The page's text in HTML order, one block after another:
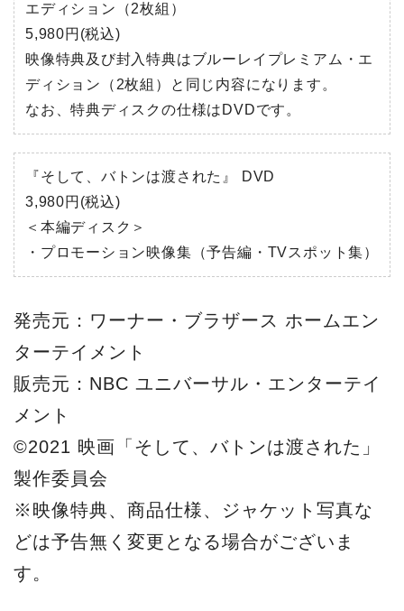
エディション（2枚組）
5,980円(税込)
映像特典及び封入特典はブルーレイプレミアム・エ
ディション（2枚組）と同じ内容になります。
なお、特典ディスクの仕様はDVDです。
『そして、バトンは渡された』 DVD
3,980円(税込)
＜本編ディスク＞
・プロモーション映像集（予告編・TVスポット集）
発売元：ワーナー・ブラザース ホームエン
ターテイメント
販売元：NBC ユニバーサル・エンターテイ
メント
©2021 映画「そして、バトンは渡された」
製作委員会
※映像特典、商品仕様、ジャケット写真な
どは予告無く変更となる場合がございま
す。